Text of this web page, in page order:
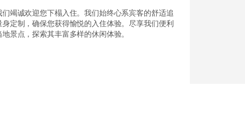
竭诚欢迎您下榻入住。我们始终心系宾客的舒适追
定制，确保您获得愉悦的入住体验。尽享我们便利
景点，探索其丰富多样的休闲体验。